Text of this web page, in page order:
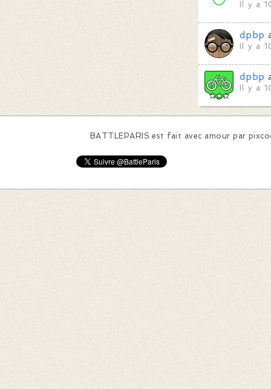
Il y a
dpbp
Il y a
dpbp
Il y a
BATTLEPARIS est fait avec amour par